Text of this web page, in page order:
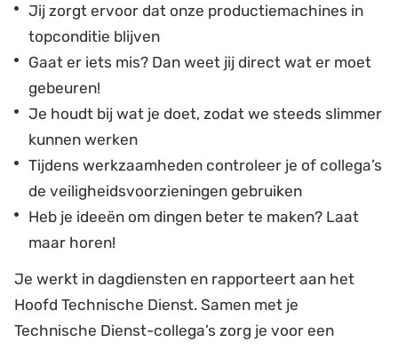
Jij zorgt ervoor dat onze productiemachines in
topconditie blijven
Gaat er iets mis? Dan weet jij direct wat er moet
gebeuren!
Je houdt bij wat je doet, zodat we steeds slimmer
kunnen werken
Tijdens werkzaamheden controleer je of collega’s
de veiligheidsvoorzieningen gebruiken
Heb je ideeën om dingen beter te maken? Laat
maar horen!
Je werkt in dagdiensten en rapporteert aan het
Hoofd Technische Dienst. Samen met je
Technische Dienst-collega’s zorg je voor een